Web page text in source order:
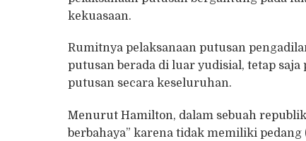
kekuasaan.
Rumitnya pelaksanaan putusan
putusan berada di luar yudisial, tetap
putusan secara keseluruhan.
Menurut Hamilton, dalam sebuah
berbahaya” karena tidak memiliki pedang